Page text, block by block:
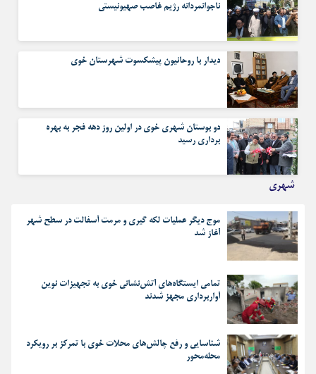
ناجوانمردانه رژیم غاصب صهیونیستی
دیدار با روحانیون پیشکسوت شهرستان خوی
دو بوستان شهری خوی در اولین روز دهه فجر به بهره
برداری رسید
شهری
موج دیگر عملیات لکه گیری و مرمت آسفالت در سطح شهر
آغاز شد
تمامی ایستگاه‌های آتش‌نشانی خوی به تجهیزات نوین
آواربرداری مجهز شدند
شناسایی و رفع چالش‌های محلات خوی با تمرکز بر رویکرد
محله‌محور